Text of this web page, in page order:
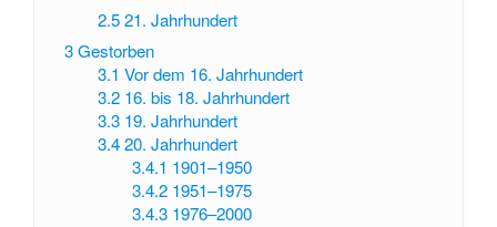
2.5 21. Jahrhundert
3Gestorben
3.1 Vor dem 16. Jahrhundert
3.2 16. bis 18. Jahrhundert
3.3 19. Jahrhundert
3.4 20. Jahrhundert
3.4.1 1901–1950
3.4.2 1951–1975
3.4.3 1976–2000